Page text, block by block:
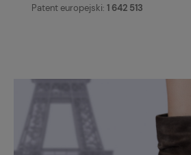
Patent europejski: 1 642 513